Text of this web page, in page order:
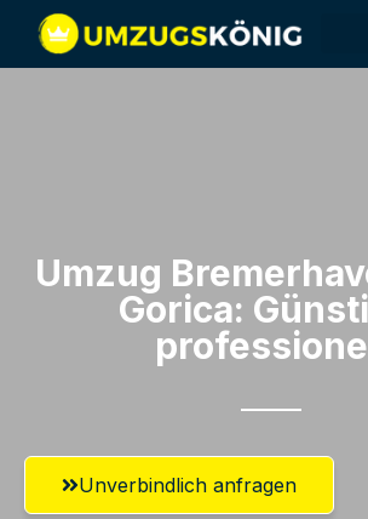
Umzug
Gorica:
Unverbindlich anfragen